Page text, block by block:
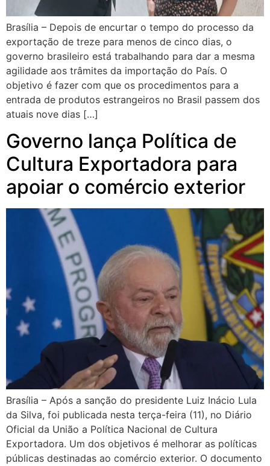
Brasília – Depois de encurtar o tempo do processo da
exportação de treze para menos de cinco dias, o
governo brasileiro está trabalhando para dar a mesma
agilidade aos trâmites da importação do País. O
objetivo é fazer com que os procedimentos para a
entrada de produtos estrangeiros no Brasil passem dos
atuais nove dias […]
Governo lança Política de
Cultura Exportadora para
apoiar o comércio exterior
Brasília – Após a sanção do presidente Luiz Inácio Lula
da Silva, foi publicada nesta terça-feira (11), no Diário
Oficial da União a Política Nacional de Cultura
Exportadora. Um dos objetivos é melhorar as políticas
públicas destinadas ao comércio exterior. O documento